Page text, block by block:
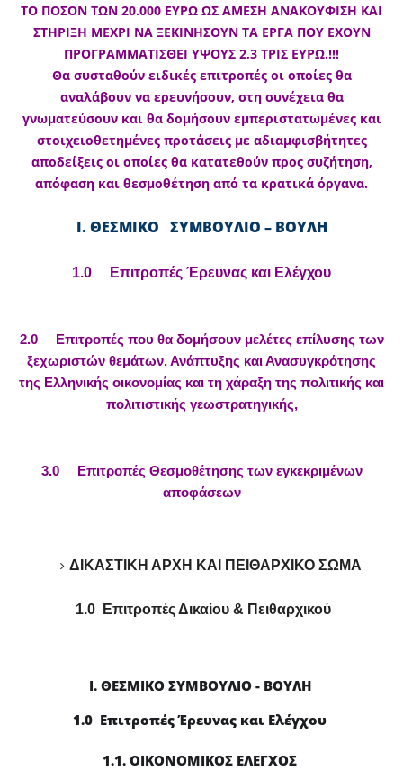
ΤΟ ΠΟΣΟΝ ΤΩΝ 20.000 ΕΥΡΩ ΩΣ ΑΜΕΣΗ ΑΝΑΚΟΥΦΙΣΗ ΚΑΙ
ΣΤΗΡΙΞΗ ΜΕΧΡΙ ΝΑ ΞΕΚΙΝΗΣΟΥΝ ΤΑ ΕΡΓΑ ΠΟΥ ΕΧΟΥΝ
ΠΡΟΓΡΑΜΜΑΤΙΣΘΕΙ ΥΨΟΥΣ 2,3 ΤΡΙΣ ΕΥΡΩ.!!!
Θα συσταθούν ειδικές επιτροπές οι οποίες θα
αναλάβουν να ερευνήσουν, στη συνέχεια θα
γνωματεύσουν και θα δομήσουν εμπεριστατωμένες και
στοιχειοθετημένες προτάσεις με αδιαμφισβήτητες
αποδείξεις οι οποίες θα κατατεθούν προς συζήτηση,
απόφαση και θεσμοθέτηση από τα κρατικά όργανα.
Ι. ΘΕΣΜΙΚΟ ΣΥΜΒΟΥΛΙΟ – ΒΟΥΛΗ
1.0 Επιτροπές Έρευνας και Ελέγχου
2.0 Επιτροπές που θα δομήσουν μελέτες επίλυσης των
ξεχωριστών θεμάτων, Ανάπτυξης και Ανασυγκρότησης
της Ελληνικής οικονομίας και τη χάραξη της πολιτικής και
πολιτιστικής γεωστρατηγικής,
3.0 Επιτροπές Θεσμοθέτησης των εγκεκριμένων
αποφάσεων
ΔΙΚΑΣΤΙΚΗ ΑΡΧΗ ΚΑΙ ΠΕΙΘΑΡΧΙΚΟ ΣΩΜΑ
1.0 Επιτροπές Δικαίου & Πειθαρχικού
Ι. ΘΕΣΜΙΚΟ ΣΥΜΒΟΥΛΙΟ - ΒΟΥΛΗ
1.0 Επιτροπές Έρευνας και Ελέγχου
1.1. ΟΙΚΟΝΟΜΙΚΟΣ ΕΛΕΓΧΟΣ